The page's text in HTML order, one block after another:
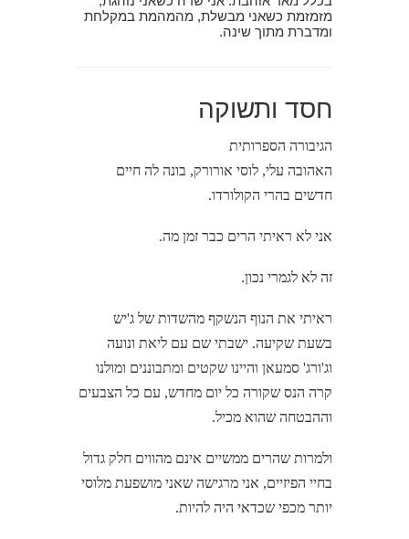
מזמזמת כשאני מבשלת, מהמהמת במקלחת
ומדברת מתוך שינה.
חסד ותשוקה
הגיבורה הספרותית
האהובה עלי, לוסי אורורק, בונה לה חיים
חדשים בהרי הקולורדו.
אני לא ראיתי הרים כבר זמן מה.
זה לא לגמרי נכון.
ראיתי את הנוף הנשקף מהשדות של ג'יש
בשעת שקיעה. ישבתי שם עם ליאת ונועה
וג'ורג' סמעאן והיינו שקטים ומתבוננים ומולנו
קרה הנס שקורה כל יום מחדש, עם כל הצבעים
וההבטחה שהוא מכיל.
ולמרות שהרים ממשיים אינם מהווים חלק גדול
בחיי הפיזיים, אני מרגישה שאני מושפעת מלוסי
יותר מכפי שכדאי היה להיות.